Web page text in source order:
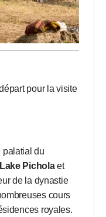
pour la visite
palatial du
Lake Picholaet
de la dynastie
cours
royales.